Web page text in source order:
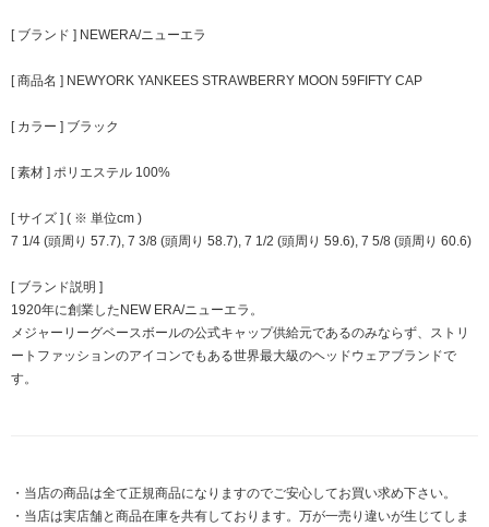
[ ブランド ] NEWERA/ニューエラ
[ 商品名 ] NEWYORK YANKEES STRAWBERRY MOON 59FIFTY CAP
[ カラー ] ブラック
[ 素材 ] ポリエステル 100%
[ サイズ ] ( ※ 単位cm )
7 1/4 (頭周り 57.7), 7 3/8 (頭周り 58.7), 7 1/2 (頭周り 59.6), 7 5/8 (頭周り 60.6)
[ ブランド説明 ]
1920年に創業したNEW ERA/ニューエラ。
メジャーリーグベースボールの公式キャップ供給元であるのみならず、ストリ
ートファッションのアイコンでもある世界最大級のヘッドウェアブランドで
す。
・当店の商品は全て正規商品になりますのでご安心してお買い求め下さい。
・当店は実店舗と商品在庫を共有しております。万が一売り違いが生じてしま